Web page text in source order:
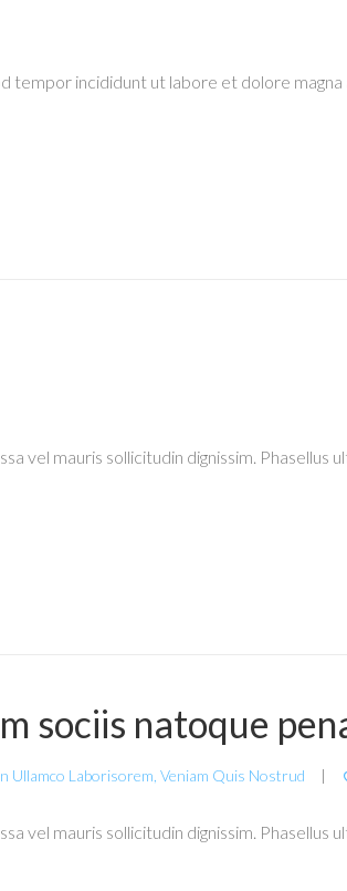
incididunt ut labore et dolore
vel mauris sollicitudin dignissim.
sociis natoque
Ullamco Laborisorem Veniam Quis Nostrud
vel mauris sollicitudin dignissim.